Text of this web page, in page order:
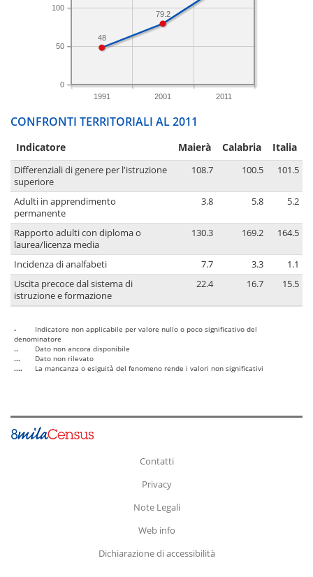
1991 2001 2011
0
50
100
79.2
48
CONFRONTI TERRITORIALI AL 2011
Indicatore Maierà Calabria Italia
Differenziali di genere per l'istruzione
superiore
108.7 100.5 101.5
Adulti in apprendimento
permanente
3.8 5.8 5.2
Rapporto adulti con diploma o
laurea/licenza media
130.3 169.2 164.5
Incidenza di analfabeti 7.7 3.3
1.1
Uscita precoce dal sistema di
istruzione e formazione
22.4 16.7 15.5
-
Indicatore non applicabile per valore nullo o poco significativo del
denominatore
..
Dato non ancora disponibile
...
Dato non rilevato
....
La mancanza o esiguità del fenomeno rende i valori non significativi
Contatti
Privacy
Note Legali
Web info
Dichiarazione di accessibilità